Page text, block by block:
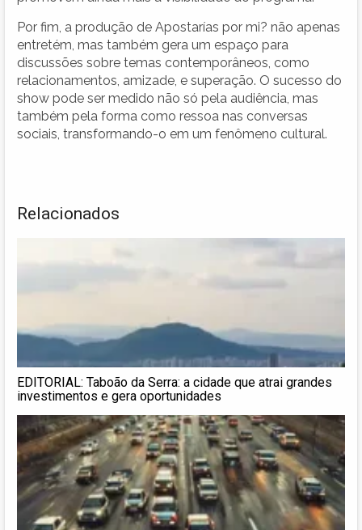
Por fim, a produção de Apostarías por mi? não apenas
entretém, mas também gera um espaço para
discussões sobre temas contemporâneos, como
relacionamentos, amizade, e superação. O sucesso do
show pode ser medido não só pela audiência, mas
também pela forma como ressoa nas conversas
sociais, transformando-o em um fenômeno cultural.
Relacionados
EDITORIAL: Taboão da Serra: a cidade que atrai grandes
investimentos e gera oportunidades